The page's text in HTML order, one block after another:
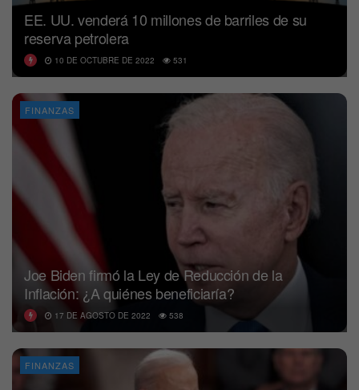
EE. UU. venderá 10 millones de barriles de su
reserva petrolera
10 DE OCTUBRE DE 2022 531
FINANZAS
Joe Biden firmó la Ley de Reducción de la
Inflación: ¿A quiénes beneficiaría?
17 DE AGOSTO DE 2022 538
FINANZAS